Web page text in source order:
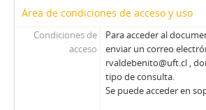
PEC - Política. Economía. Cultura.
PM - Pacífico Magazine
QP - Qué Pasa
QR - La Quinta Rueda
REC - Revista el Compañero
Área de condiciones de acceso y uso
Condiciones de
acceso
Para acceder al
enviar un correo
rvaldebenito@uft.cl ,
tipo de consulta.
Se puede acceder en